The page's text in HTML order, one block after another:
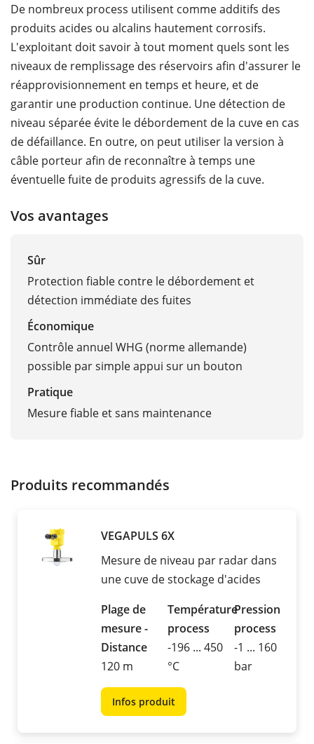
De nombreux process utilisent comme additifs des
produits acides ou alcalins hautement corrosifs.
L'exploitant doit savoir à tout moment quels sont les
niveaux de remplissage des réservoirs afin d'assurer le
réapprovisionnement en temps et heure, et de
garantir une production continue. Une détection de
niveau séparée évite le débordement de la cuve en cas
de défaillance. En outre, on peut utiliser la version à
câble porteur afin de reconnaître à temps une
éventuelle fuite de produits agressifs de la cuve.
Vos avantages
Sûr
Protection fiable contre le débordement et
détection immédiate des fuites
Économique
Contrôle annuel WHG (norme allemande)
possible par simple appui sur un bouton
Pratique
Mesure fiable et sans maintenance
Produits recommandés
VEGAPULS 6X
Mesure de niveau par radar dans
une cuve de stockage d'acides
Plage de
mesure -
Distance
120 m
Température
process
-196 ... 450
°C
Pression
process
-1 ... 160
bar
Infos produit